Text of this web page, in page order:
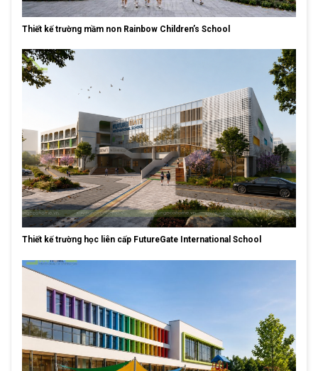
Thiết kế trường mầm non Rainbow Children’s School
Thiết kế trường học liên cấp FutureGate International School